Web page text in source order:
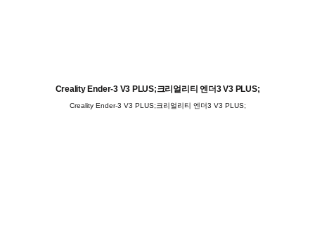
Creality Ender-3 V3 PLUS;크리얼리티 엔더3 V3 PLUS;
Creality Ender-3 V3 PLUS;크리얼리티 엔더3 V3 PLUS;